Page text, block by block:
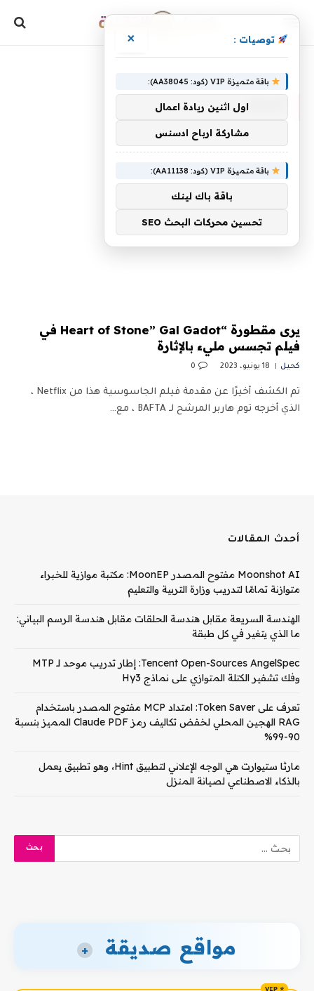
HEART
يرى مقطورة “Heart of Stone” Gal Gadot في
فيلم تجسس مليء بالإثارة
كحيل 18 يونيو، 2023 0
تم الكشف أخيرًا عن مقدمة فيلم الجاسوسية هذا من Netflix ،
الذي أخرجه توم هاربر المرشح لـ BAFTA ، مع…
أحدث المقالات
Moonshot AI مفتوح المصدر MoonEP: مكتبة موازية للخبراء
متوازنة تمامًا لتدريب وزارة التربية والتعليم
الهندسة السريعة مقابل هندسة الحلقات مقابل هندسة الرسم البياني:
ما الذي يتغير في كل طبقة
Tencent Open-Sources AngelSpec: إطار تدريب موحد لـ MTP
وفك تشفير الكتلة المتوازي على نماذج Hy3
تعرف على Token Saver: امتداد MCP مفتوح المصدر باستخدام
RAG الهجين المحلي لخفض تكاليف رمز Claude PDF المميز بنسبة
90-99%
مارثا ستيوارت هي الوجه الإعلاني لتطبيق Hint، وهو تطبيق يعمل
بالذكاء الاصطناعي لصيانة المنزل
مواقع صديقة +
توصيات : ×
باقة متميزة VIP (كود: AA38045):
اول اثنين ريادة اعمال
مشاركة ارباح ادسنس
باقة متميزة VIP (كود: AA11138):
باقة باك لينك
تحسين محركات البحث SEO